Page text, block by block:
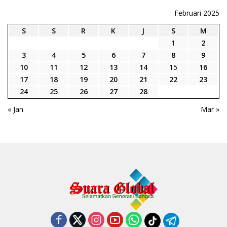
Februari 2025
S
S R K J S
M
1
2
3
4 5 6 7 8
9
10
11 12 13 14 15
16
17
18 19 20 21 22
23
24
25 26 27
28
« Jan
Mar »